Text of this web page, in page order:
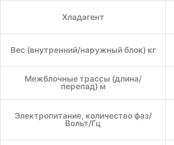
Хладагент
Вес (внутренний/наружный блок) кг
Межблочные трассы (длина/
перепад) м
Электропитание, количество фаз/
Вольт/Гц